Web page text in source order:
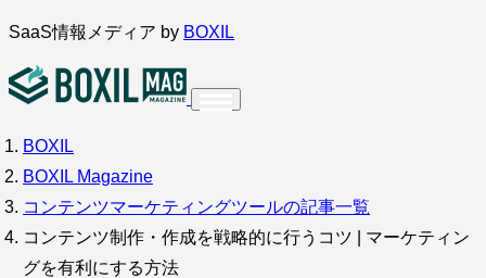
内
を
キ
ッ
プ
SaaS情報メディア by BOXIL
インタビュー
サービス比較 キーワードから探す
SaaS情報メディア by BOXIL
BOXIL
BOXIL Magazine
コンテンツマーケティングツールの記事一覧
コンテンツ制作・作成を戦略的に行うコツ | マーケティン
グを有利にする方法